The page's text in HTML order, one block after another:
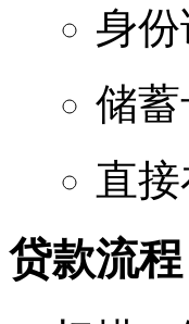
身份
储蓄
直
贷款流程